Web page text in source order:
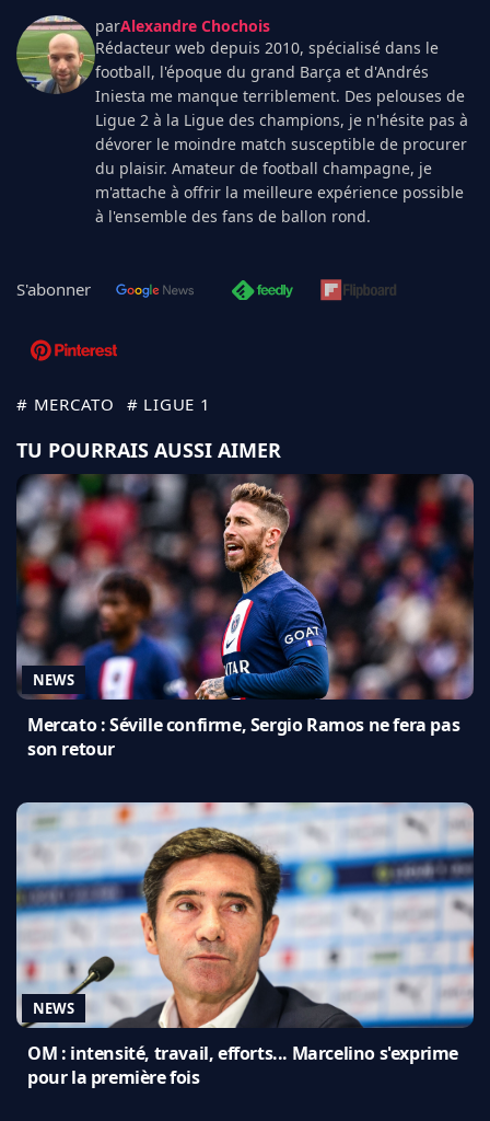
parAlexandre Chochois
Rédacteur web depuis 2010, spécialisé dans le
football, l'époque du grand Barça et d'Andrés
Iniesta me manque terriblement. Des pelouses de
Ligue 2 à la Ligue des champions, je n'hésite pas à
dévorer le moindre match susceptible de procurer
du plaisir. Amateur de football champagne, je
m'attache à offrir la meilleure expérience possible
à l'ensemble des fans de ballon rond.
S'abonner
# MERCATO # LIGUE 1
TU POURRAIS AUSSI AIMER
NEWS
Mercato : Séville confirme, Sergio Ramos ne fera pas
son retour
NEWS
OM : intensité, travail, efforts... Marcelino s'exprime
pour la première fois